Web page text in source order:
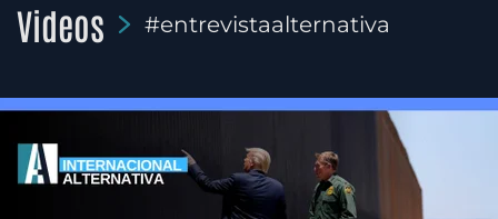
Videos #entrevistaalternativa